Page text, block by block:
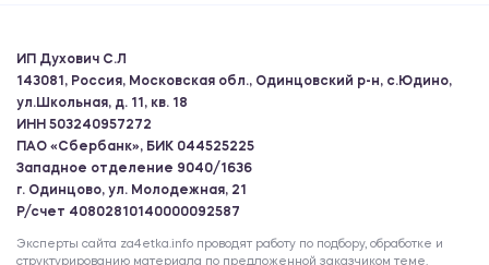
ИП Духович С.Л
143081, Россия, Московская обл., Одинцовский р-н, с.Юдино,
ул.Школьная, д. 11, кв. 18
ИНН 503240957272
ПАО «Сбербанк», БИК 044525225
Западное отделение 9040/1636
г. Одинцово, ул. Молодежная, 21
Р/счет 40802810140000092587
Эксперты сайта za4etka.info проводят работу по подбору, обработке и
структурированию материала по предложенной заказчиком теме.